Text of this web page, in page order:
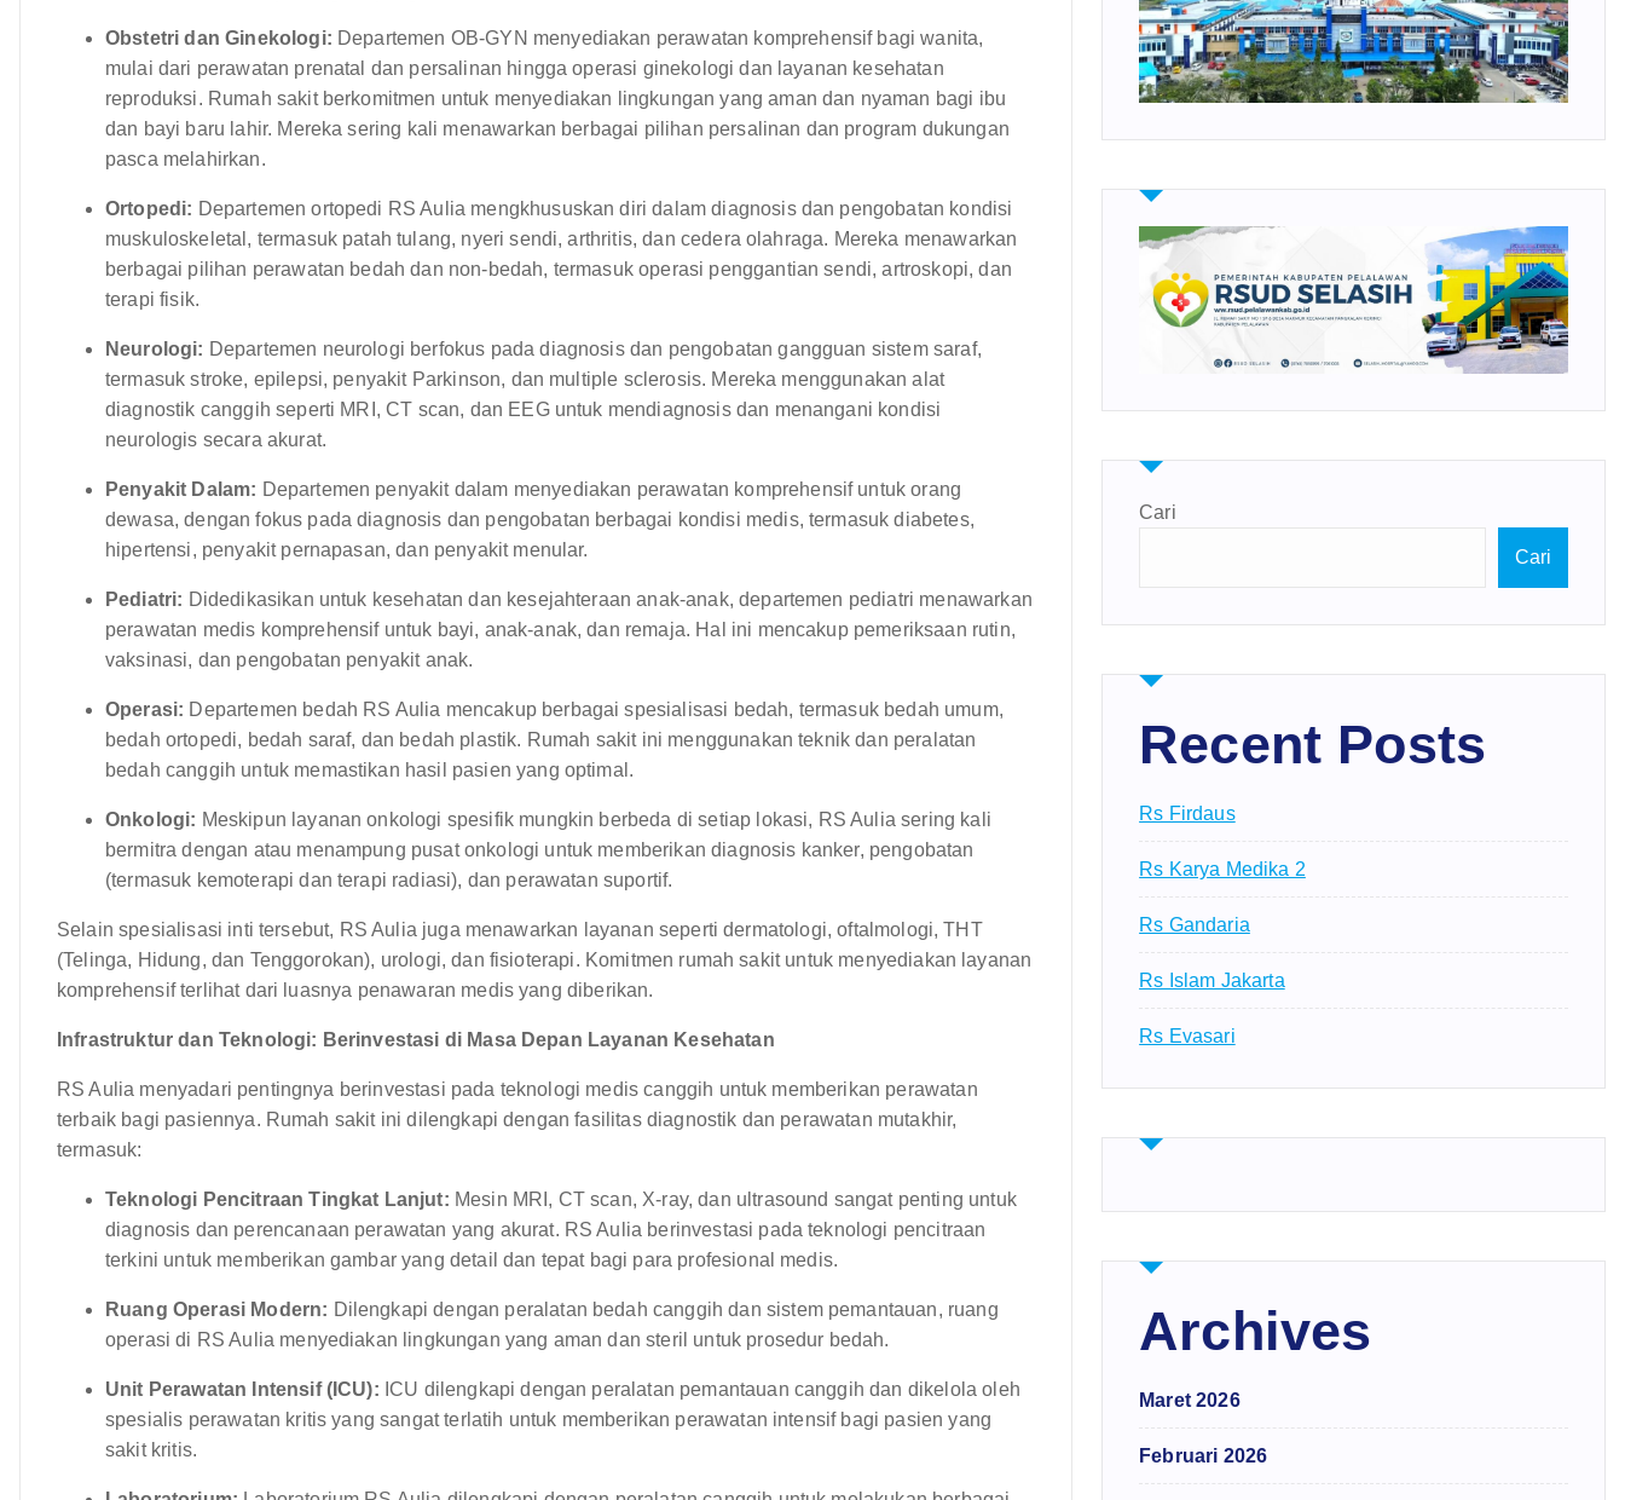
Obstetri dan Ginekologi: Departemen OB-GYN menyediakan perawatan komprehensif bagi wanita,
mulai dari perawatan prenatal dan persalinan hingga operasi ginekologi dan layanan kesehatan
reproduksi. Rumah sakit berkomitmen untuk menyediakan lingkungan yang aman dan nyaman bagi ibu
dan bayi baru lahir. Mereka sering kali menawarkan berbagai pilihan persalinan dan program dukungan
pasca melahirkan.
Ortopedi: Departemen ortopedi RS Aulia mengkhususkan diri dalam diagnosis dan pengobatan kondisi
muskuloskeletal, termasuk patah tulang, nyeri sendi, arthritis, dan cedera olahraga. Mereka menawarkan
berbagai pilihan perawatan bedah dan non-bedah, termasuk operasi penggantian sendi, artroskopi, dan
terapi fisik.
Neurologi: Departemen neurologi berfokus pada diagnosis dan pengobatan gangguan sistem saraf,
termasuk stroke, epilepsi, penyakit Parkinson, dan multiple sclerosis. Mereka menggunakan alat
diagnostik canggih seperti MRI, CT scan, dan EEG untuk mendiagnosis dan menangani kondisi
neurologis secara akurat.
Penyakit Dalam: Departemen penyakit dalam menyediakan perawatan komprehensif untuk orang
dewasa, dengan fokus pada diagnosis dan pengobatan berbagai kondisi medis, termasuk diabetes,
hipertensi, penyakit pernapasan, dan penyakit menular.
Pediatri: Didedikasikan untuk kesehatan dan kesejahteraan anak-anak, departemen pediatri menawarkan
perawatan medis komprehensif untuk bayi, anak-anak, dan remaja. Hal ini mencakup pemeriksaan rutin,
vaksinasi, dan pengobatan penyakit anak.
Operasi: Departemen bedah RS Aulia mencakup berbagai spesialisasi bedah, termasuk bedah umum,
bedah ortopedi, bedah saraf, dan bedah plastik. Rumah sakit ini menggunakan teknik dan peralatan
bedah canggih untuk memastikan hasil pasien yang optimal.
Onkologi: Meskipun layanan onkologi spesifik mungkin berbeda di setiap lokasi, RS Aulia sering kali
bermitra dengan atau menampung pusat onkologi untuk memberikan diagnosis kanker, pengobatan
(termasuk kemoterapi dan terapi radiasi), dan perawatan suportif.
Selain spesialisasi inti tersebut, RS Aulia juga menawarkan layanan seperti dermatologi, oftalmologi, THT
(Telinga, Hidung, dan Tenggorokan), urologi, dan fisioterapi. Komitmen rumah sakit untuk menyediakan layanan
komprehensif terlihat dari luasnya penawaran medis yang diberikan.
Infrastruktur dan Teknologi: Berinvestasi di Masa Depan Layanan Kesehatan
RS Aulia menyadari pentingnya berinvestasi pada teknologi medis canggih untuk memberikan perawatan
terbaik bagi pasiennya. Rumah sakit ini dilengkapi dengan fasilitas diagnostik dan perawatan mutakhir,
termasuk:
Teknologi Pencitraan Tingkat Lanjut: Mesin MRI, CT scan, X-ray, dan ultrasound sangat penting untuk
diagnosis dan perencanaan perawatan yang akurat. RS Aulia berinvestasi pada teknologi pencitraan
terkini untuk memberikan gambar yang detail dan tepat bagi para profesional medis.
Ruang Operasi Modern: Dilengkapi dengan peralatan bedah canggih dan sistem pemantauan, ruang
operasi di RS Aulia menyediakan lingkungan yang aman dan steril untuk prosedur bedah.
Unit Perawatan Intensif (ICU): ICU dilengkapi dengan peralatan pemantauan canggih dan dikelola oleh
spesialis perawatan kritis yang sangat terlatih untuk memberikan perawatan intensif bagi pasien yang
sakit kritis.
Cari
Cari
Recent Posts
Rs Firdaus
Rs Karya Medika 2
Rs Gandaria
Rs Islam Jakarta
Rs Evasari
Archives
Maret 2026
Februari 2026